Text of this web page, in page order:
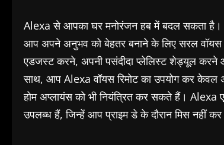
Alexa से आपका घर मनोरंजन हब में बदल सकता है।
आप अपने अनुभव को बेहतर बनाने के लिए सरल वॉयस
एडजस्ट करने, अपनी पसंदीदा प्लेलिस्ट शेड्यूल
साथ, आप Alexa वॉयस रिमोट का उपयोग कर
होम अप्लायंस को भी नियंत्रित कर सकते हैं।
उपलब्ध हैं, जिन्हें आप प्राइम डे के दौरान मिस नहीं